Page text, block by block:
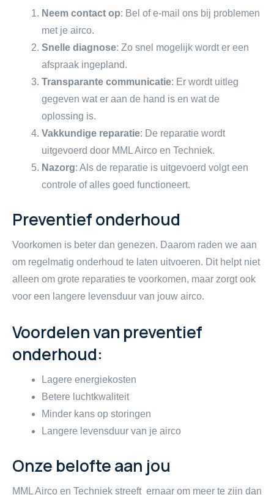
Neem contact op: Bel of e-mail ons bij problemen
met je airco.
Snelle diagnose: Zo snel mogelijk wordt er een
afspraak ingepland.
Transparante communicatie: Er wordt uitleg
gegeven wat er aan de hand is en wat de
oplossing is.
Vakkundige reparatie: De reparatie wordt
uitgevoerd door MML Airco en Techniek.
Nazorg: Als de reparatie is uitgevoerd volgt een
controle of alles goed functioneert.
Preventief onderhoud
Voorkomen is beter dan genezen. Daarom raden we aan
om regelmatig onderhoud te laten uitvoeren. Dit helpt niet
alleen om grote reparaties te voorkomen, maar zorgt ook
voor een langere levensduur van jouw airco.
Voordelen van preventief
onderhoud:
Lagere energiekosten
Betere luchtkwaliteit
Minder kans op storingen
Langere levensduur van je airco
Onze belofte aan jou
MML Airco en Techniek streeft ernaar om meer te zijn dan